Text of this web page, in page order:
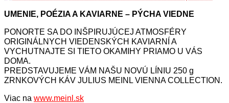
UMENIE, POÉZIA A KAVIARNE – PÝCHA VIEDNE
PONORTE SA DO INŠPIRUJÚCEJ ATMOSFÉRY
ORIGINÁLNYCH VIEDENSKÝCH KAVIARNÍ A
VYCHUTNAJTE SI TIETO OKAMIHY PRIAMO U VÁS
DOMA.
PREDSTAVUJEME VÁM NAŠU NOVÚ LÍNIU 250 g
ZRNKOVÝCH KÁV JULIUS MEINL VIENNA COLLECTION.
Viac na www.meinl.sk